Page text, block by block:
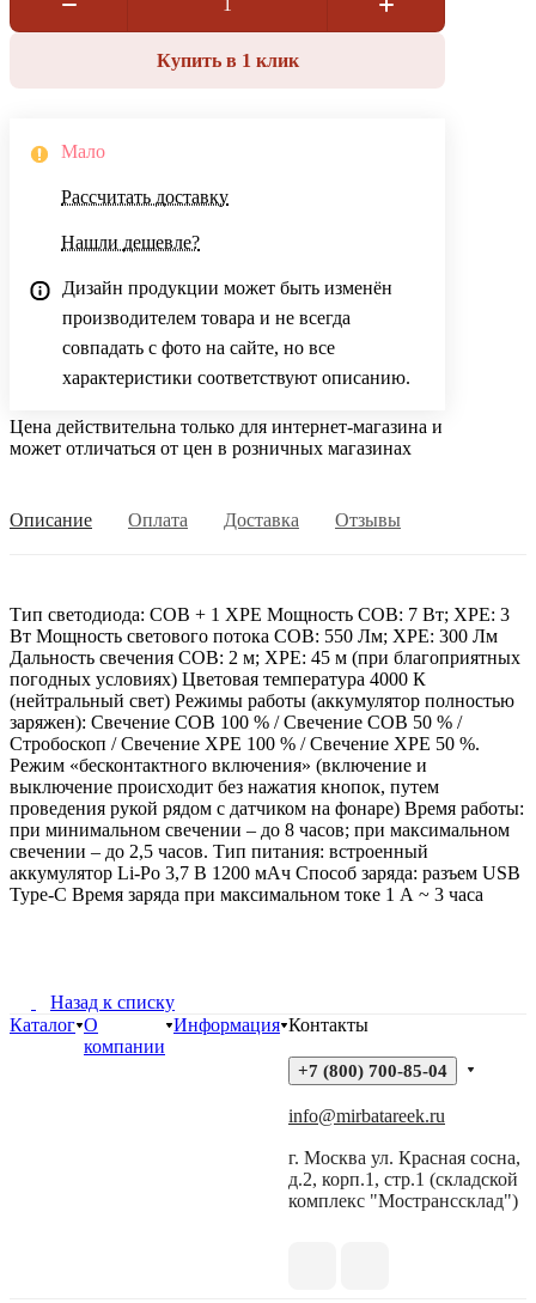
Купить в 1 клик
Мало
Рассчитать доставку
Нашли дешевле?
Дизайн продукции может быть изменён
производителем товара и не всегда
совпадать с фото на сайте, но все
характеристики соответствуют описанию.
Цена действительна только для интернет-магазина и
может отличаться от цен в розничных магазинах
Описание Оплата Доставка Отзывы
Тип светодиода: COB + 1 XPE Мощность COB: 7 Вт; XPE: 3
Вт Мощность светового потока COB: 550 Лм; XPE: 300 Лм
Дальность свечения COB: 2 м; XPE: 45 м (при благоприятных
погодных условиях) Цветовая температура 4000 К
(нейтральный свет) Режимы работы (аккумулятор полностью
заряжен): Свечение COB 100 % / Свечение COB 50 % /
Стробоскоп / Свечение XPE 100 % / Свечение XPE 50 %.
Режим «бесконтактного включения» (включение и
выключение происходит без нажатия кнопок, путем
проведения рукой рядом с датчиком на фонаре) Время работы:
при минимальном свечении – до 8 часов; при максимальном
свечении – до 2,5 часов. Тип питания: встроенный
аккумулятор Li-Po 3,7 В 1200 мАч Способ заряда: разъем USB
Type-C Время заряда при максимальном токе 1 А ~ 3 часа
Назад к списку
Каталог О
компании
Информация Контакты
+7 (800) 700-85-04
info@mirbatareek.ru
г. Москва ул. Красная сосна,
д.2, корп.1, стр.1 (складской
комплекс "Мостранссклад")